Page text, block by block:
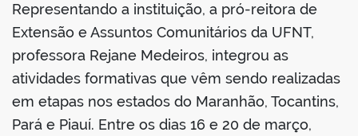
Representando a instituição, a pró-reitora de
Extensão e Assuntos Comunitários da UFNT,
professora Rejane Medeiros, integrou as
atividades formativas que vêm sendo realizadas
em etapas nos estados do Maranhão, Tocantins,
Pará e Piauí. Entre os dias 16 e 20 de março,